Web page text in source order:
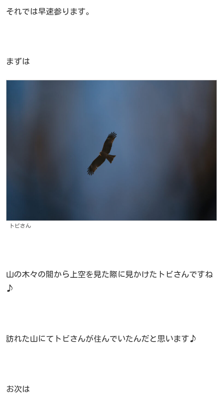
それでは早速参ります。
まずは
トビさん
山の木々の間から上空を見た際に見かけたトビさんですね
♪
訪れた山にてトビさんが住んでいたんだと思います♪
お次は